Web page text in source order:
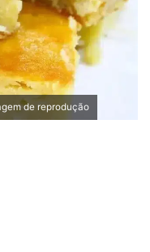
de reprodução